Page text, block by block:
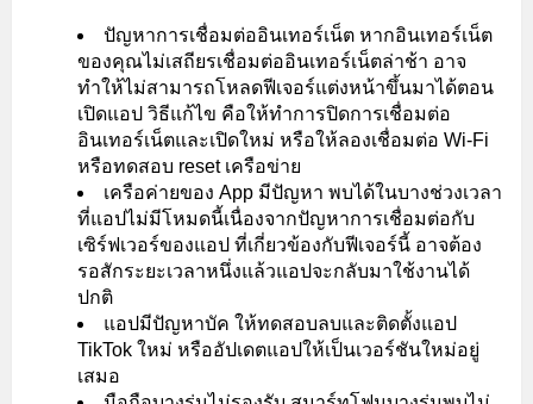
ปัญหาการเชื่อมต่ออินเทอร์เน็ต หากอินเทอร์เน็ต
ของคุณไม่เสถียรเชื่อมต่ออินเทอร์เน็ตล่าช้า อาจ
ทำให้ไม่สามารถโหลดฟีเจอร์แต่งหน้าขึ้นมาได้ตอน
เปิดแอป วิธีแก้ไข คือให้ทำการปิดการเชื่อมต่อ
อินเทอร์เน็ตและเปิดใหม่ หรือให้ลองเชื่อมต่อ Wi-Fi
หรือทดสอบ reset เครือข่าย
เครือค่ายของ App มีปัญหา พบได้ในบางช่วงเวลา
ที่แอปไม่มีโหมดนี้เนื่องจากปัญหาการเชื่อมต่อกับ
เซิร์ฟเวอร์ของแอป ที่เกี่ยวข้องกับฟีเจอร์นี้ อาจต้อง
รอสักระยะเวลาหนึ่งแล้วแอปจะกลับมาใช้งานได้
ปกติ
แอปมีปัญหาบัค ให้ทดสอบลบและติดตั้งแอป
TikTok ใหม่ หรืออัปเดตแอปให้เป็นเวอร์ชันใหม่อยู่
เสมอ